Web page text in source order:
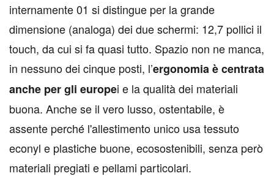
internamente 01 si distingue per la grande
dimensione (analoga) dei due schermi: 12,7 pollici il
touch, da cui si fa quasi tutto. Spazio non ne manca,
in nessuno dei cinque posti, l’ergonomia è centrata
anche per gli europei e la qualità dei materiali
buona. Anche se il vero lusso, ostentabile, è
assente perché l'allestimento unico usa tessuto
econyl e plastiche buone, ecosostenibili, senza però
materiali pregiati e pellami particolari.